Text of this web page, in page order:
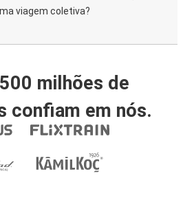
viagem coletiva?
milhões de
confiam em nós.